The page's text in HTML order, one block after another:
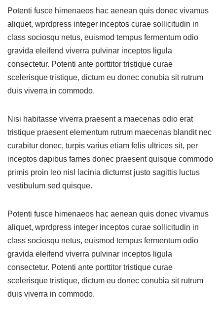
Potenti fusce himenaeos hac aenean quis donec vivamus
aliquet, wprdpress integer inceptos curae sollicitudin in
class sociosqu netus, euismod tempus fermentum odio
gravida eleifend viverra pulvinar inceptos ligula
consectetur. Potenti ante porttitor tristique curae
scelerisque tristique, dictum eu donec conubia sit rutrum
duis viverra in commodo.
Nisi habitasse viverra praesent a maecenas odio erat
tristique praesent elementum rutrum maecenas blandit nec
curabitur donec, turpis varius etiam felis ultrices sit, per
inceptos dapibus fames donec praesent quisque commodo
primis proin leo nisl lacinia dictumst justo sagittis luctus
vestibulum sed quisque.
Potenti fusce himenaeos hac aenean quis donec vivamus
aliquet, wprdpress integer inceptos curae sollicitudin in
class sociosqu netus, euismod tempus fermentum odio
gravida eleifend viverra pulvinar inceptos ligula
consectetur. Potenti ante porttitor tristique curae
scelerisque tristique, dictum eu donec conubia sit rutrum
duis viverra in commodo.